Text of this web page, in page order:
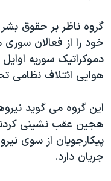
گروه ناظر بر حقوق بشر
خود را از فعالان سوری
دموکراتیک سوریه
هوایی ائتلاف نظامی
این گروه می گوید
هجین عقب نشینی
پیکارجویان از سوی
جریان دارد.